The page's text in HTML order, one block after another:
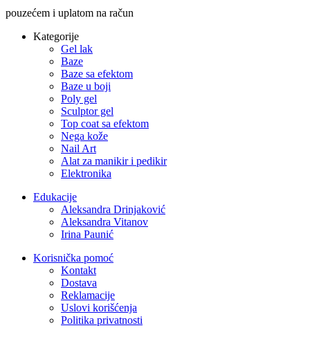
pouzećem i uplatom na račun
Kategorije
Gel lak
Baze
Baze sa efektom
Baze u boji
Poly gel
Sculptor gel
Top coat sa efektom
Nega kože
Nail Art
Alat za manikir i pedikir
Elektronika
Edukacije
Aleksandra Drinjaković
Aleksandra Vitanov
Irina Paunić
Korisnička pomoć
Kontakt
Dostava
Reklamacije
Uslovi korišćenja
Politika privatnosti